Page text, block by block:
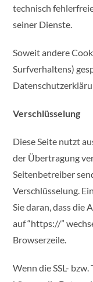
technisch
seiner Dienste.
Soweit andere
Surfverhaltens)
Verschlüsselung
Diese Seite nutzt
der Übertragung
Seitenbetreiber
Verschlüsselung.
Sie daran, dass die
auf “https://”
Browserzeile.
Wenn die SSL-